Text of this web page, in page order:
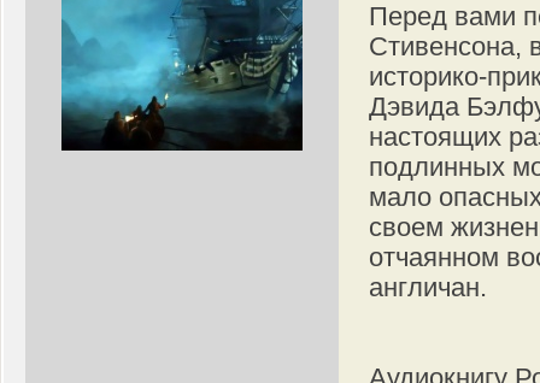
Перед вами
Стивенсона,
историко-
Дэвида
настоящих
подлинных
мало
своем
отчаянном
англичан.